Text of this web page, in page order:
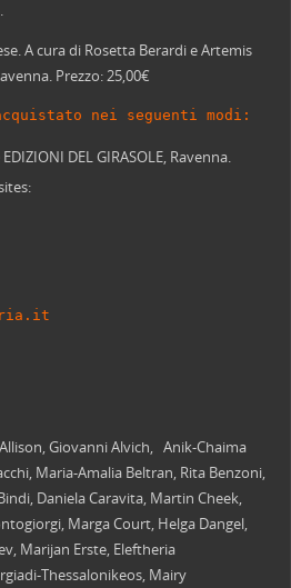
A cura di Rosetta Berardi e Artemis
Prezzo: 25,00€
nei seguenti modi:
DEL GIRASOLE, Ravenna.
Giovanni Alvich, Anik-Chaima
Maria-Amalia Beltran, Rita Benzoni,
Daniela Caravita, Martin Cheek,
Marga Court, Helga Dangel,
Marijan Erste, Eleftheria
Thessalonikeos, Mairy